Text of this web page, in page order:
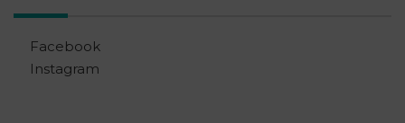
Facebook
Instagram